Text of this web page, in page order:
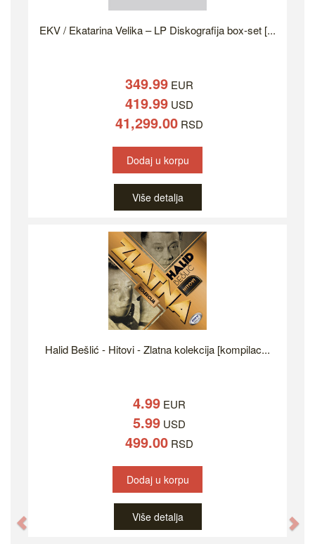
EKV / Ekatarina Velika – LP Diskografija box-set [...
349.99 EUR
419.99 USD
41,299.00 RSD
Dodaj u korpu
Više detalja
Halid Bešlić - Hitovi - Zlatna kolekcija [kompilac...
4.99 EUR
5.99 USD
499.00 RSD
Dodaj u korpu
Više detalja